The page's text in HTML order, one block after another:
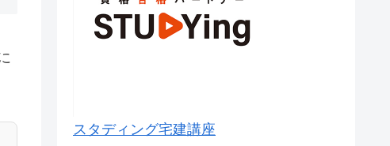
スタディング宅建講座